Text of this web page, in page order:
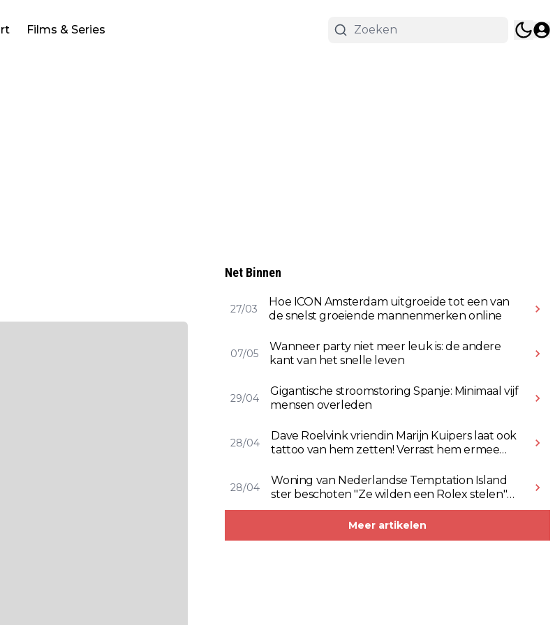
Films & Series
Net Binnen
27/03
Hoe ICON Amsterdam uitgroeide tot een van
de snelst groeiende mannenmerken online
07/05
Wanneer party niet meer leuk is: de andere
kant van het snelle leven
29/04
Gigantische stroomstoring Spanje: Minimaal vijf
mensen overleden
28/04
Dave Roelvink vriendin Marijn Kuipers laat ook
tattoo van hem zetten! Verrast hem ermee
28/04
Woning van Nederlandse Temptation Island
ster beschoten "Ze wilden een Rolex stelen"
(Video)
Meer artikelen